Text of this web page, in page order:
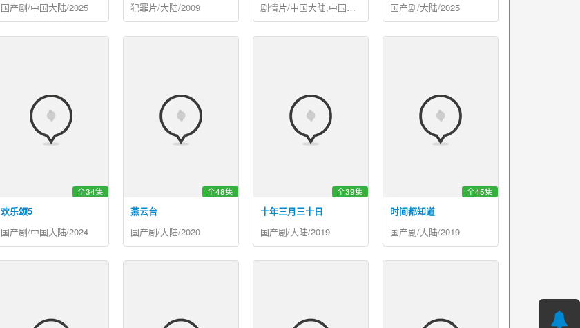
国产剧/中国大陆/2025 犯罪片/大陆/2009 剧情片/中国大陆,中国香港/2024 国产剧/大陆/2025
欢乐颂5
全34集
国产剧/中国大陆/2024
燕云台
全48集
国产剧/大陆/2020
十年三月三十日
全39集
国产剧/大陆/2019
时间都知道
全45集
国产剧/大陆/2019